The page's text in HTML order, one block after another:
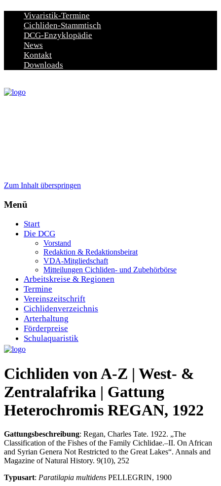
Vivaristik-Termine
Cichliden-Stammtisch
DCG-Enzyklopädie
News
Kontakt
Downloads
Zum Inhalt überspringen
Menü
Start
Die DCG
Vorstand
Redaktion & Redaktionsbeirat
VDA-Mitgliedschaft
Mitteilungen Cichliden- und Zubehörbörse
Arbeitskreise & Regionen
Termine
Vereinszeitschrift
Cichlidenverzeichnis
Arterhaltung
Förderpreise
Schulaquaristik
Cichliden von A-Z | West- &
Zentralafrika | Gattung
Heterochromis REGAN, 1922
Gattungsbeschreibung: Regan, Charles Tate. 1922. „The
Classification of the Fishes of the Family Cichlidae.–II. On African
and Syrian Genera Not Restricted to the Great Lakes“. Annals and
Magazine of Natural History. 9(10), 252
Typusart: Paratilapia multidens PELLEGRIN, 1900